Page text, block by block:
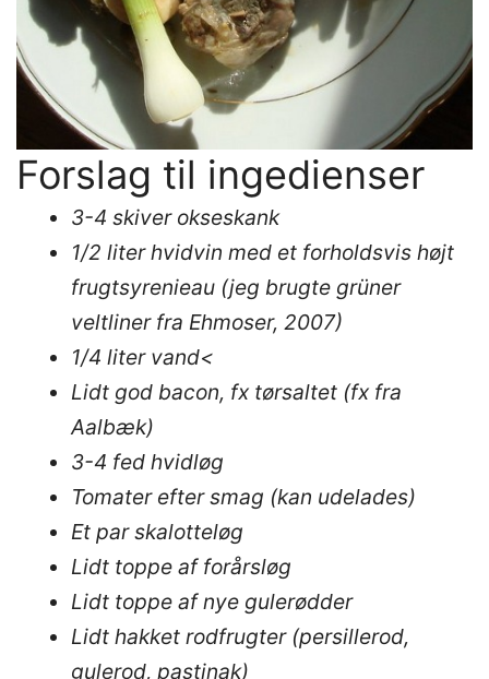
Forslag til ingedienser
3-4 skiver okseskank
1/2 liter hvidvin med et forholdsvis højt
frugtsyrenieau (jeg brugte grüner
veltliner fra Ehmoser, 2007)
1/4 liter vand<
Lidt god bacon, fx tørsaltet (fx fra
Aalbæk)
3-4 fed hvidløg
Tomater efter smag (kan udelades)
Et par skalotteløg
Lidt toppe af forårsløg
Lidt toppe af nye gulerødder
Lidt hakket rodfrugter (persillerod,
gulerod, pastinak)